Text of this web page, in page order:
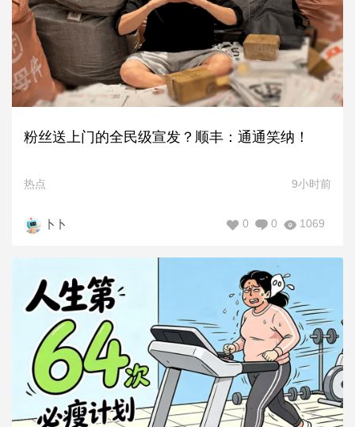
粉丝送上门的全民级宣发？顺丰：通通笑纳！
热点 9小时前
卜卜 1069
0
0